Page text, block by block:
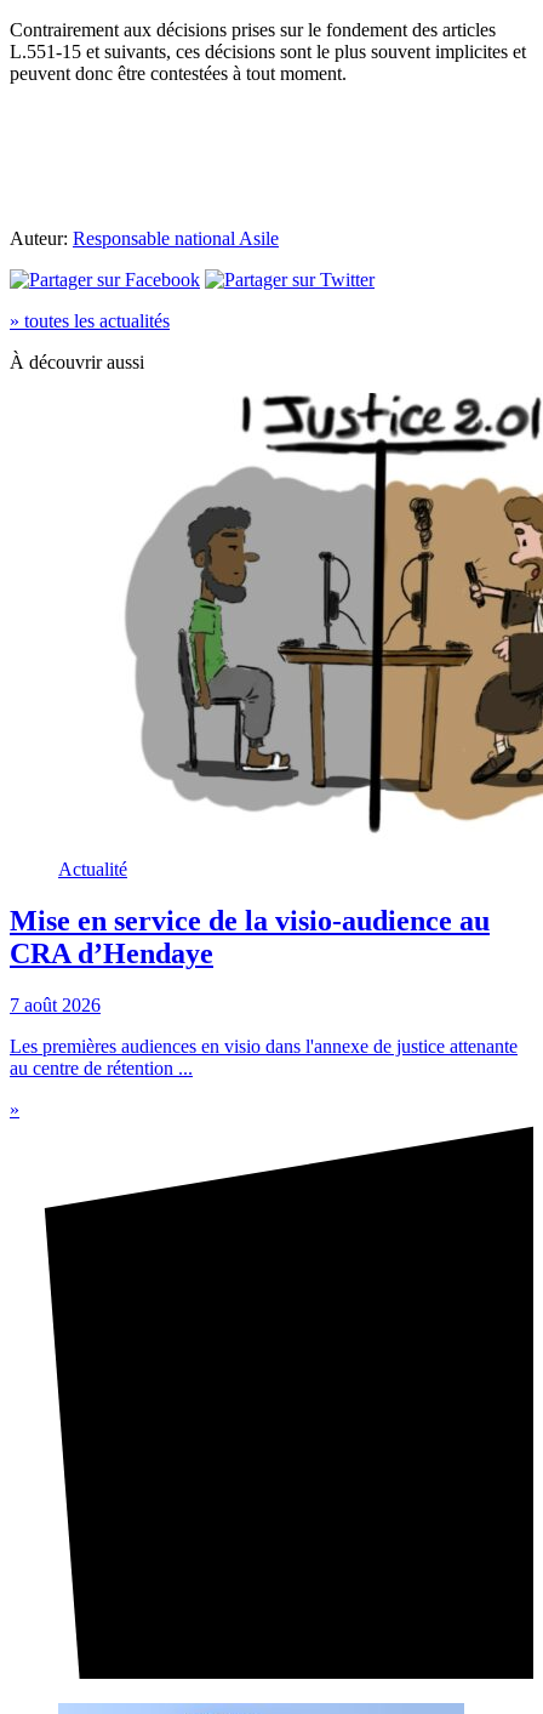
Contrairement aux décisions prises sur le fondement des articles
L.551-15 et suivants, ces décisions sont le plus souvent implicites et
peuvent donc être contestées à tout moment.
Auteur: Responsable national Asile
» toutes les actualités
À découvrir aussi
Actualité
Mise en service de la visio-audience au
CRA d’Hendaye
7 août 2026
Les premières audiences en visio dans l'annexe de justice attenante
au centre de rétention ...
»